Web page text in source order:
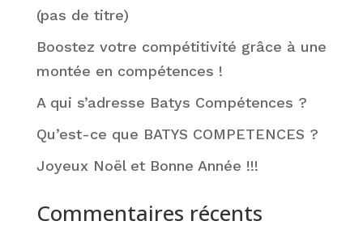
(pas de titre)
Boostez votre compétitivité grâce à une
montée en compétences !
A qui s’adresse Batys Compétences ?
Qu’est-ce que BATYS COMPETENCES ?
Joyeux Noël et Bonne Année !!!
Commentaires récents